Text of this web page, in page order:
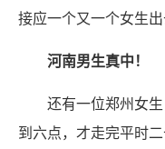
接应一个又一个女生出
河南男生真中！
还有一位郑州女
到六点，才走完平时